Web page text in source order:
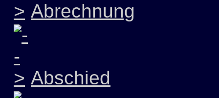
Abrechnung
Abschied